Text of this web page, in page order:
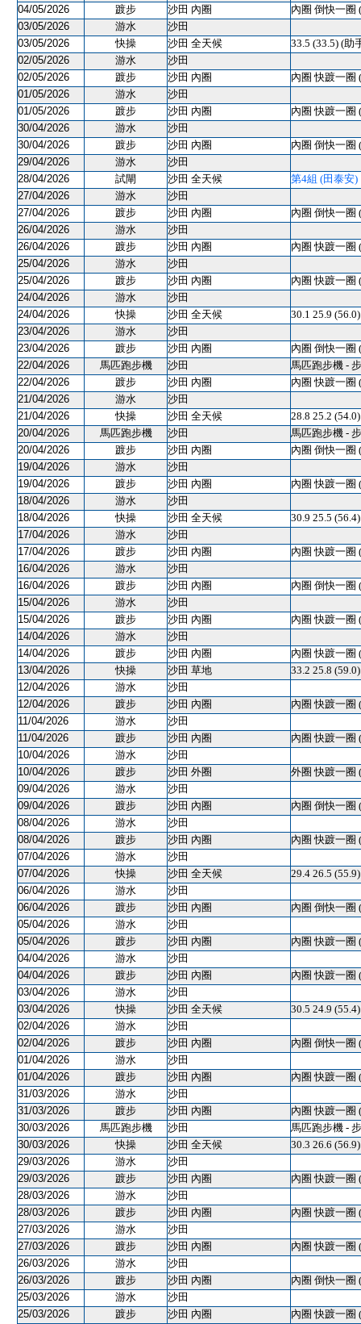
04/05/2026 踱步 沙田 內圈
內圈 倒快一圈
03/05/2026
游水
沙田
03/05/2026
快操 沙田 全天候
33.5 (33.5) (助
02/05/2026
游水
沙田
02/05/2026
踱步 沙田 內圈
內圈 快踱一圈
01/05/2026
游水
沙田
01/05/2026
踱步 沙田 內圈
內圈 快踱一圈
30/04/2026
游水
沙田
30/04/2026
踱步 沙田 內圈
內圈 倒快一圈
29/04/2026
游水
沙田
28/04/2026
試閘 沙田 全天候
第4組 (田泰安)
27/04/2026
游水
沙田
27/04/2026
踱步 沙田 內圈
內圈 倒快一圈
26/04/2026
游水
沙田
26/04/2026
踱步 沙田 內圈
內圈 快踱一圈
25/04/2026
游水
沙田
25/04/2026
踱步 沙田 內圈
內圈 快踱一圈
24/04/2026
游水
沙田
24/04/2026
快操 沙田 全天候
30.1 25.9
23/04/2026
游水
沙田
23/04/2026
踱步 沙田 內圈
內圈 倒快一圈
22/04/2026
馬匹跑步機 沙田
馬匹跑步機 -
22/04/2026
踱步 沙田 內圈
內圈 快踱一圈
21/04/2026
游水
沙田
21/04/2026
快操 沙田 全天候
28.8 25.2
20/04/2026
馬匹跑步機 沙田
馬匹跑步機 -
20/04/2026
踱步 沙田 內圈
內圈 倒快一圈
19/04/2026
游水
沙田
19/04/2026
踱步 沙田 內圈
內圈 快踱一圈
18/04/2026
游水
沙田
18/04/2026
快操 沙田 全天候
30.9 25.5
17/04/2026
游水
沙田
17/04/2026
踱步 沙田 內圈
內圈 快踱一圈
16/04/2026
游水
沙田
16/04/2026
踱步 沙田 內圈
內圈 倒快一圈
15/04/2026
游水
沙田
15/04/2026
踱步 沙田 內圈
內圈 快踱一圈
14/04/2026
游水
沙田
14/04/2026
踱步 沙田 內圈
內圈 快踱一圈
13/04/2026
快操 沙田 草地
33.2 25.8
12/04/2026
游水
沙田
12/04/2026
踱步 沙田 內圈
內圈 快踱一圈
11/04/2026
游水
沙田
11/04/2026
踱步 沙田 內圈
內圈 快踱一圈
10/04/2026
游水
沙田
10/04/2026
踱步 沙田 外圈
外圈 快踱一圈
09/04/2026
游水
沙田
09/04/2026
踱步 沙田 內圈
內圈 倒快一圈
08/04/2026
游水
沙田
08/04/2026
踱步 沙田 內圈
內圈 快踱一圈
07/04/2026
游水
沙田
07/04/2026
快操 沙田 全天候
29.4 26.5
06/04/2026
游水
沙田
06/04/2026
踱步 沙田 內圈
內圈 倒快一圈
05/04/2026
游水
沙田
05/04/2026
踱步 沙田 內圈
內圈 快踱一圈
04/04/2026
游水
沙田
04/04/2026
踱步 沙田 內圈
內圈 快踱一圈
03/04/2026
游水
沙田
03/04/2026
快操 沙田 全天候
30.5 24.9
02/04/2026
游水
沙田
02/04/2026
踱步 沙田 內圈
內圈 倒快一圈
01/04/2026
游水
沙田
01/04/2026
踱步 沙田 內圈
內圈 快踱一圈
31/03/2026
游水
沙田
31/03/2026
踱步 沙田 內圈
內圈 快踱一圈
30/03/2026
馬匹跑步機 沙田
馬匹跑步機 -
30/03/2026
快操 沙田 全天候
30.3 26.6
29/03/2026
游水
沙田
29/03/2026
踱步 沙田 內圈
內圈 快踱一圈
28/03/2026
游水
沙田
28/03/2026
踱步 沙田 內圈
內圈 快踱一圈
27/03/2026
游水
沙田
27/03/2026
踱步 沙田 內圈
內圈 快踱一圈
26/03/2026
游水
沙田
26/03/2026
踱步 沙田 內圈
內圈 倒快一圈
25/03/2026
游水
沙田
25/03/2026
踱步 沙田 內圈
內圈 快踱一圈